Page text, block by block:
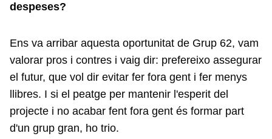
despeses?
Ens va arribar aquesta oportunitat de Grup 62, vam
valorar pros i contres i vaig dir: prefereixo assegurar
el futur, que vol dir evitar fer fora gent i fer menys
llibres. I si el peatge per mantenir l'esperit del
projecte i no acabar fent fora gent és formar part
d'un grup gran, ho trio.